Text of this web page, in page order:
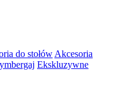
do stołów Akcesoria
Ekskluzywne